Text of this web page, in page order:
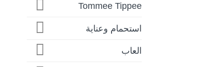
Tommee Tippee
استحمام وعناية
العاب